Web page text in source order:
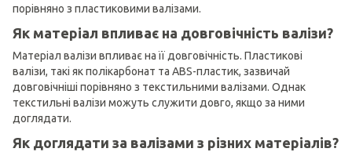
порівняно з пластиковими валізами.
Як матеріал впливає на довговічність валізи?
Матеріал валізи впливає на її довговічність. Пластикові
валізи, такі як полікарбонат та ABS-пластик, зазвичай
довговічніші порівняно з текстильними валізами. Однак
текстильні валізи можуть служити довго, якщо за ними
доглядати.
Як доглядати за валізами з різних матеріалів?